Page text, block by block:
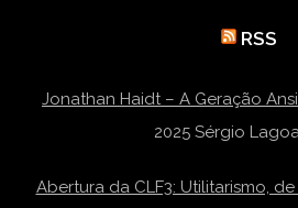
RSS
Jonathan Haidt – A Geração
2025 Sérgio
Abertura da CLF3: Utilitarismo,